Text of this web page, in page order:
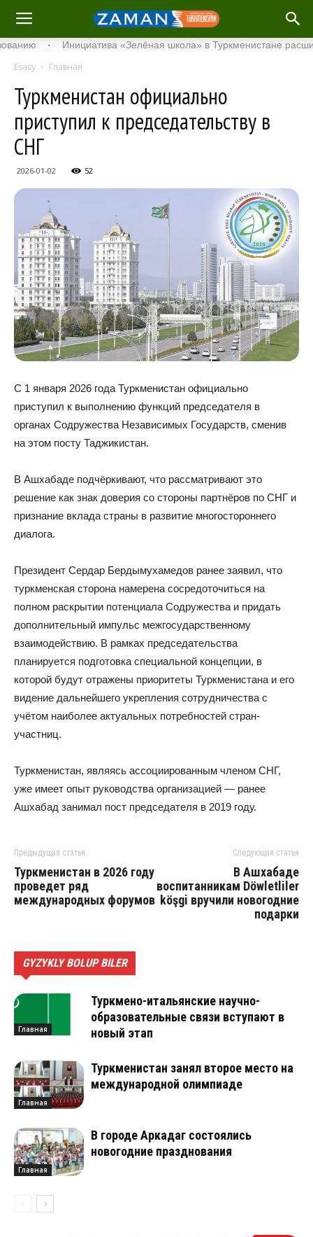
· Инициатива «Зелёная школа» в Туркменистане расширяет
Esasy Главная
Туркменистан официально
приступил к председательству в
СНГ
2026-01-02 52
С 1 января 2026 года Туркменистан официально
приступил к выполнению функций председателя в
органах Содружества Независимых Государств, сменив
на этом посту Таджикистан.
В Ашхабаде подчёркивают, что рассматривают это
решение как знак доверия со стороны партнёров по СНГ и
признание вклада страны в развитие многостороннего
диалога.
Президент Сердар Бердымухамедов ранее заявил, что
туркменская сторона намерена сосредоточиться на
полном раскрытии потенциала Содружества и придать
дополнительный импульс межгосударственному
взаимодействию. В рамках председательства
планируется подготовка специальной концепции, в
которой будут отражены приоритеты Туркменистана и его
видение дальнейшего укрепления сотрудничества с
учётом наиболее актуальных потребностей стран-
участниц.
Туркменистан, являясь ассоциированным членом СНГ,
уже имеет опыт руководства организацией — ранее
Ашхабад занимал пост председателя в 2019 году.
Предыдущая статья
Туркменистан в 2026 году
проведет ряд
международных форумов
Следующая статья
В Ашхабаде
воспитанникам Döwletliler
köşgi вручили новогодние
подарки
GYZYKLY BOLUP BILER
Главная
Туркмено-итальянские научно-
образовательные связи вступают в
новый этап
Главная
Туркменистан занял второе место на
международной олимпиаде
Главная
В городе Аркадаг состоялись
новогодние празднования